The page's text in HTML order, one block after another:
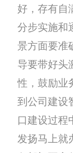
好，存有自
分步实施和
景方面要准
导要带好头
性，鼓励业
到公司建设
口建设过程
发扬马上就